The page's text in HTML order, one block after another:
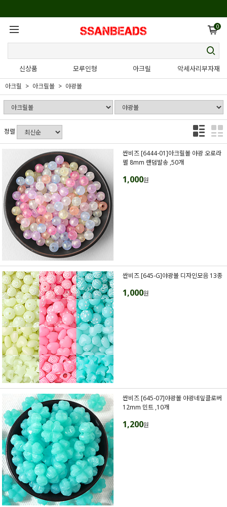
0
신상품 모루인형 아크릴 악세사리부자재
아크릴 아크릴볼 야광볼
정렬
싼비즈 [6444-01]아크릴볼 야광 오로라
펄 8mm 랜덤발송 ,50개
1,000원
싼비즈 [645-G]야광볼 디자인모음 13종
1,000원
싼비즈 [645-07]야광볼 야광네잎클로버
12mm 민트 ,10개
1,200원